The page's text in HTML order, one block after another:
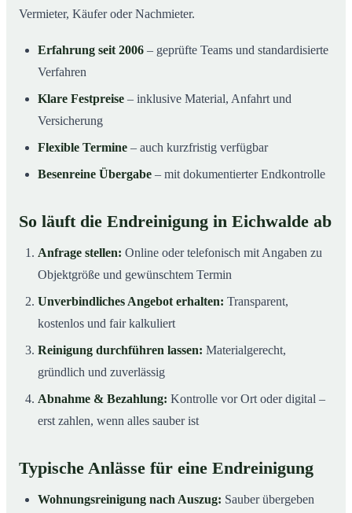
Vermieter, Käufer oder Nachmieter.
Erfahrung seit 2006 – geprüfte Teams und standardisierte
Verfahren
Klare Festpreise – inklusive Material, Anfahrt und
Versicherung
Flexible Termine – auch kurzfristig verfügbar
Besenreine Übergabe – mit dokumentierter Endkontrolle
So läuft die Endreinigung in Eichwalde ab
Anfrage stellen: Online oder telefonisch mit Angaben zu
Objektgröße und gewünschtem Termin
Unverbindliches Angebot erhalten: Transparent,
kostenlos und fair kalkuliert
Reinigung durchführen lassen: Materialgerecht,
gründlich und zuverlässig
Abnahme & Bezahlung: Kontrolle vor Ort oder digital –
erst zahlen, wenn alles sauber ist
Typische Anlässe für eine Endreinigung
Wohnungsreinigung nach Auszug: Sauber übergeben